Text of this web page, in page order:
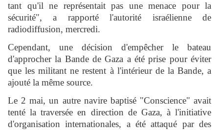
tant qu'il ne représentait pas une menace pour la
sécurité", a rapporté l'autorité israélienne de
radiodiffusion, mercredi.
Cependant, une décision d'empêcher le bateau
d'approcher la Bande de Gaza a été prise pour éviter
que les militant ne restent à l'intérieur de la Bande, a
ajouté la même source.
Le 2 mai, un autre navire baptisé "Conscience" avait
tenté la traversée en direction de Gaza, à l'initiative
d'organisation internationales, a été attaqué par des